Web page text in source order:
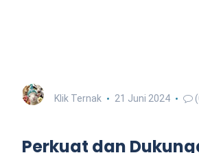
Klik Ternak 21 Juni 2024
Perkuat dan